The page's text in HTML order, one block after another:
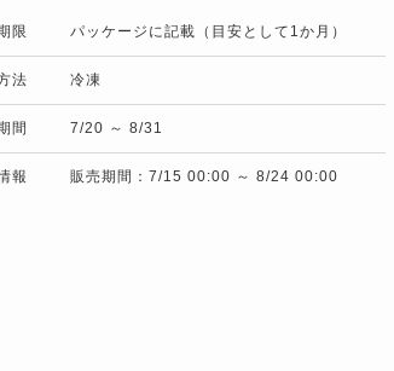
限 パッケージに記載（目安として1か月）
法 冷凍
間 7/20 ～ 8/31
報 販売期間：7/15 00:00 ～ 8/24 00:00